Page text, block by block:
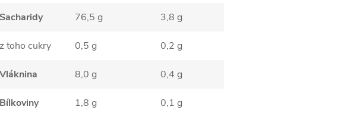
Sacharidy 76,5 g 3,8 g
z toho cukry 0,5 g 0,2 g
Vláknina 8,0 g 0,4 g
Bílkoviny 1,8 g 0,1 g